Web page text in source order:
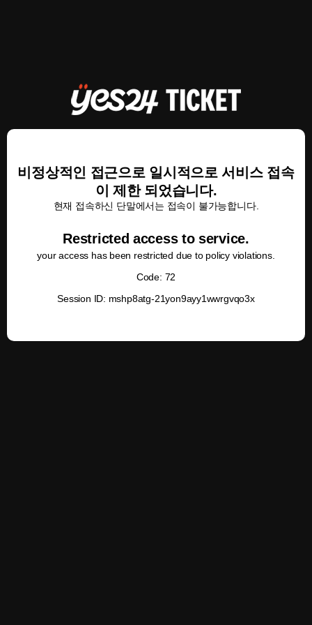
비정상적인 접근으로 일시적으로 서비스 접속
이 제한 되었습니다.
현재 접속하신 단말에서는 접속이 불가능합니다.
Restricted access to service.
your access has been restricted due to policy violations.
Code: 72
Session ID: mshp8atg-21yon9ayy1wwrgvqo3x